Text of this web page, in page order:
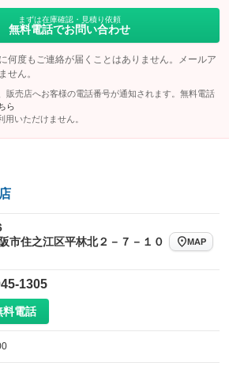
盗難防止システム
：装備なし
：装備なし
ハーフレザーシート
：装備なし
：装備なし
：装備なし
オットマン
：装備なし
まずは在庫確認・見積り依頼
無料電話でお問い合わせ
何度もご連絡が届くことはありません。メールア
せん。
販売店へお客様の電話番号が通知されます。無料電話
ら
用いただけません。
市住之江区平林北２－７－１０
MAP
1305
料電話